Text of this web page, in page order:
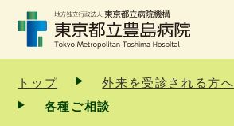
トップ
外来を受診される方へ
各種ご相談